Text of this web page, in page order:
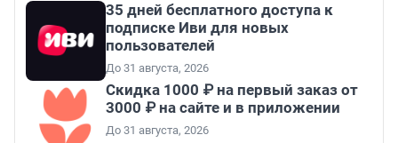
35 дней бесплатного доступа к
подписке Иви для новых
пользователей
До 31 августа, 2026
Скидка 1000 ₽ на первый заказ от
3000 ₽ на сайте и в приложении
До 31 августа, 2026